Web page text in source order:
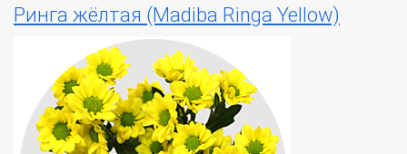
Ринга жёлтая (Madiba Ringa Yellow)